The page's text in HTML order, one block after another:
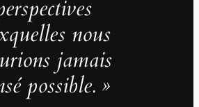
nous
jamais
possible. »